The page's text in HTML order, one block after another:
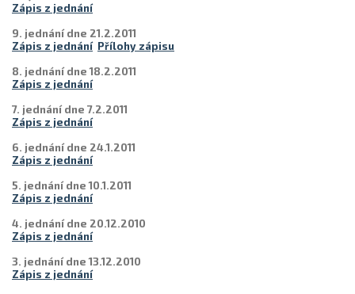
Zápis z jednání
9. jednání dne 21.2.2011
Zápis z jednání Přílohy zápisu
8. jednání dne 18.2.2011
Zápis z jednání
7. jednání dne 7.2.2011
Zápis z jednání
6. jednání dne 24.1.2011
Zápis z jednání
5. jednání dne 10.1.2011
Zápis z jednání
4. jednání dne 20.12.2010
Zápis z jednání
3. jednání dne 13.12.2010
Zápis z jednání